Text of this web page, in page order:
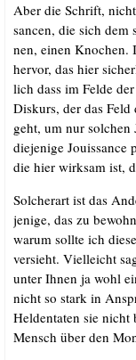
Aber die Schrift,
san­cen, die sich
nen, einen Kno­chen.
her­vor, das hier
lich dass im Fel­de
Dis­kurs, der das
geht, um nur sol­chen
die­je­ni­ge Jouis­sance
die hier wirk­sam ist,
Sol­cher­art ist das
je­ni­ge, das zu
war­um soll­te ich
ver­sieht. Viel­leicht
unter Ihnen ja wohl
nicht so stark in
Hel­den­ta­ten sie nicht
Mensch über den